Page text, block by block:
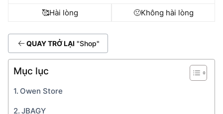
🥰Hài lòng 🙁Không hài lòng
QUAY TRỞ LẠI "Shop"
Mục lục
Owen Store
JBAGY